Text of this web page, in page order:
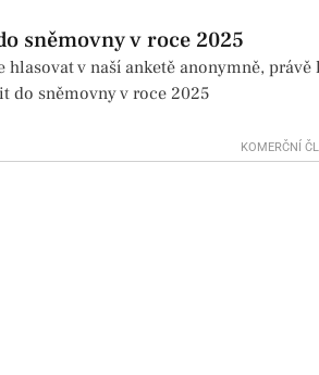
sněmovny v roce 2025
hlasovat v naší anketě anonymně, právě
do sněmovny v roce 2025
KOMERČNÍ